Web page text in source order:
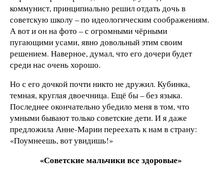
коммунист, принципиально решил отдать дочь в
советскую школу – по идеологическим соображениям.
А вот и он на фото – с огромными чёрными
пугающими усами, явно довольный этим своим
решением. Наверное, думал, что его дочери будет
среди нас очень хорошо.
Но с его дочкой почти никто не дружил. Кубинка,
темная, круглая двоечница. Ещё бы – без языка.
Последнее окончательно убедило меня в том, что
умными бывают только советские дети. И я даже
предложила Анне-Марии переехать к нам в страну:
«Поумнеешь, вот увидишь!»
«Советские мальчики все здоровые»